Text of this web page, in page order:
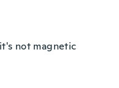
not magnetic